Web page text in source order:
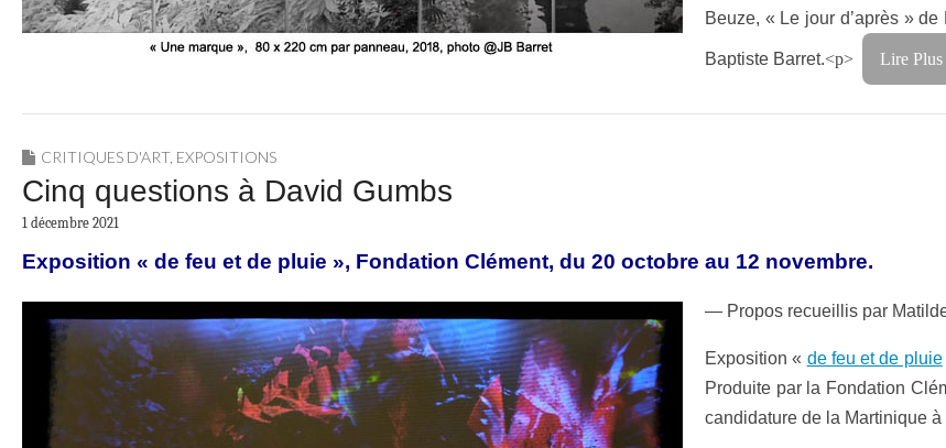
Beuze, « Le jour d’après »
Baptiste Barret.<p> Lire Plus
CRITIQUES D'ART, EXPOSITIONS
Cinq questions à David Gumbs
1 décembre 2021
Exposition « de feu et de pluie », Fondation Clément, du 20 octobre au 12 novembre.
— Propos recueillis par
Exposition « de feu et de pluie
Produite par la Fondation
candidature de la Martinique